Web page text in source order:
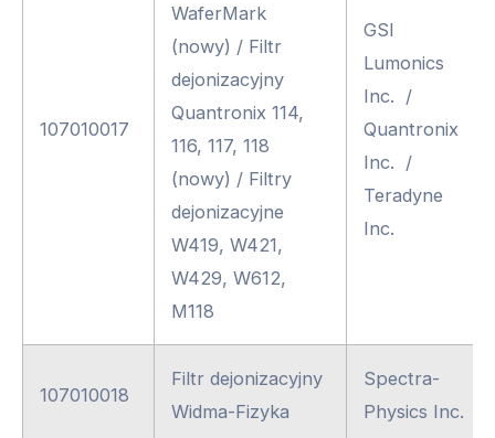
107010017
WaferMark
(nowy) / Filtr
dejonizacyjny
Quantronix 114,
116, 117, 118
(nowy) / Filtry
dejonizacyjne
W419, W421,
W429, W612,
M118
GSI
Lumonics
Inc. /
Quantronix
Inc. /
Teradyne
Inc.
107010018
Filtr dejonizacyjny
Widma-Fizyka
Spectra-
Physics Inc.